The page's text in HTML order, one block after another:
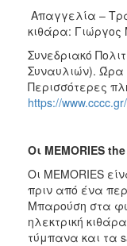
Απαγγελία –
κιθάρα: Γιώργος
Συνεδριακό
Συναυλιών). Ώρα
Περισσότερες
https://
Οι ΜEMORIES
Οι ΜEMORIES
πριν από ένα
Μπαρούση στα
ηλεκτρική
τύμπανα και τα